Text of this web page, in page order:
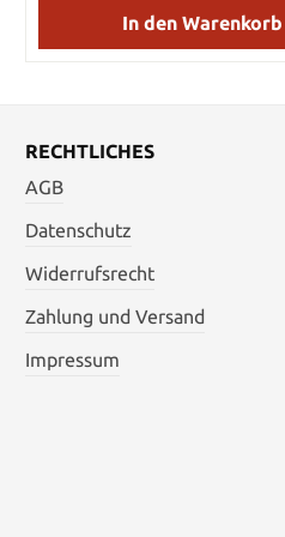
and more Team
In den Warenkorb
RECHTLICHES
AGB
Datenschutz
Widerrufsrecht
Zahlung und Versand
Impressum